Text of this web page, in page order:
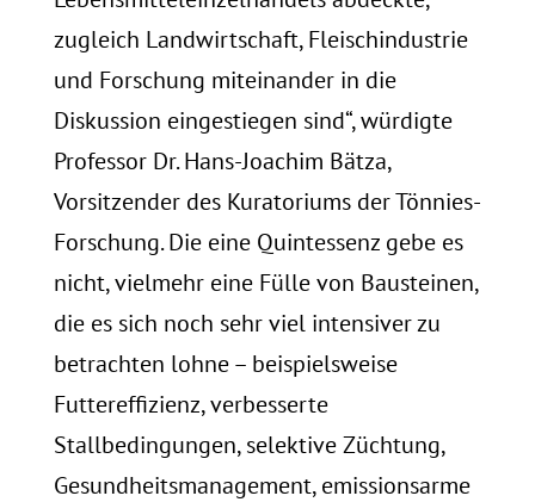
zugleich Landwirtschaft, Fleischindustrie
und Forschung miteinander in die
Diskussion eingestiegen sind“, würdigte
Professor Dr. Hans-Joachim Bätza,
Vorsitzender des Kuratoriums der Tönnies-
Forschung. Die eine Quintessenz gebe es
nicht, vielmehr eine Fülle von Bausteinen,
die es sich noch sehr viel intensiver zu
betrachten lohne – beispielsweise
Futtereffizienz, verbesserte
Stallbedingungen, selektive Züchtung,
Gesundheitsmanagement, emissionsarme